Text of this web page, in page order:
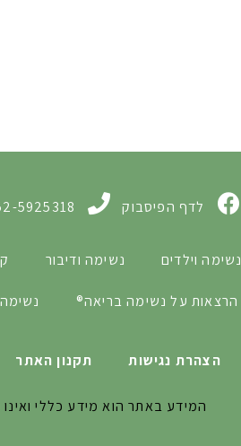
לדף הפיסבוק 5925318
נשימה וילדים נשימה ודיבור
הרצאות על נשימה בריאה®
הצהרת נגישות תקנון האתר
המידע באתר הוא מידע כללי ואינו